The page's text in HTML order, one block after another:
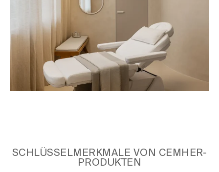
SCHLÜSSELMERKMALE VON CEMHER-
PRODUKTEN